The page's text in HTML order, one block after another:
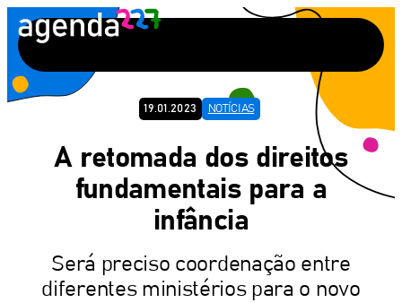
para
conteúdo
19.01.2023 NOTÍCIAS
A retomada dos direitos
fundamentais para a
infância
Será preciso coordenação entre
diferentes ministérios para o novo